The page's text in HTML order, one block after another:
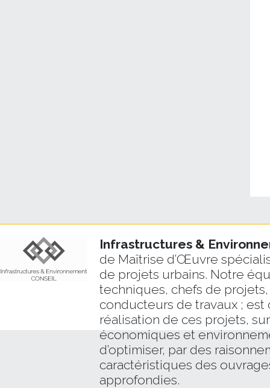
Infrastructures &
de Maîtrise d’Œuvre
de projets urbains. Notre
techniques, chefs de
conducteurs de travaux ;
réalisation de ces projets,
économiques et
d’optimiser, par des
caractéristiques des
approfondies.